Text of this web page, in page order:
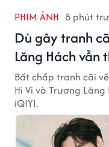
PHIM ẢNH 8 phút
Dù gây tranh
Lăng Hách vẫn
Bất chấp tranh cãi
Hi Vi và Trương
iQIYI.